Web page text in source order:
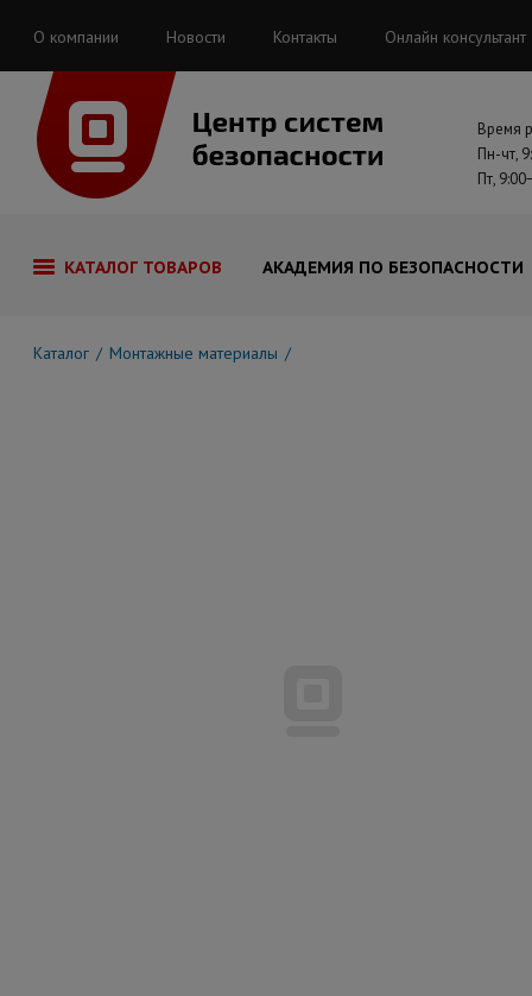
О компании Новости Контакты Онлайн консультант
Время
Пн-чт,
Пт,
КАТАЛОГ ТОВАРОВ АКАДЕМИЯ ПО БЕЗОПАСНОСТИ
Каталог Монтажные материалы